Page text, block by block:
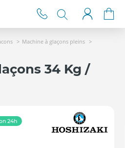
Machine à glaçons pleins
34 Kg /
24h